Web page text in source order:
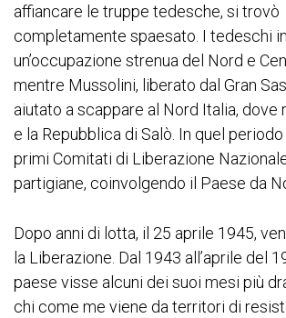
affiancare le truppe tedesche, si trovò
completamente spaesato. I tedeschi
un’occupazione strenua del Nord e
mentre Mussolini, liberato dal Gran
aiutato a scappare al Nord Italia, dove
e la Repubblica di Salò. In quel
primi Comitati di Liberazione
partigiane, coinvolgendo il Paese da
Dopo anni di lotta, il 25 aprile 1945,
la Liberazione. Dal 1943 all’aprile del
paese visse alcuni dei suoi mesi più
chi come me viene da territori di